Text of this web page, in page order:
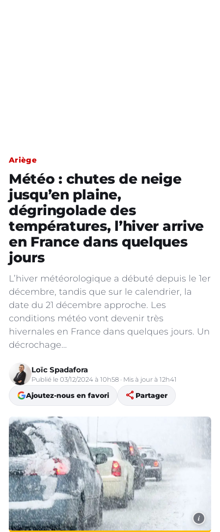
Ariège
Météo : chutes de neige
jusqu’en plaine,
dégringolade des
températures, l’hiver arrive
en France dans quelques
jours
L’hiver météorologique a débuté depuis le 1er
décembre, tandis que sur le calendrier, la
date du 21 décembre approche. Les
conditions météo vont devenir très
hivernales en France dans quelques jours. Un
décrochage…
Loïc Spadafora
Publié le 03/12/2024 à 10h58 · Mis à jour à 12h41
Ajoutez-nous en favori share Partager
i